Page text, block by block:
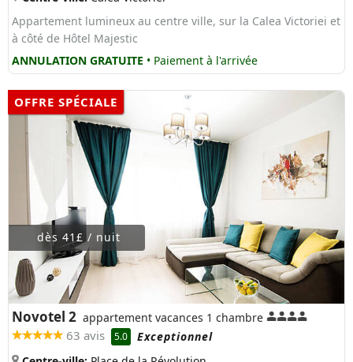
Appartement lumineux au centre ville, sur la Calea Victoriei et
à côté de Hôtel Majestic
ANNULATION GRATUITE • Paiement à l'arrivée
OFFRE SPÉCIALE
dès 41£ / nuit
Novotel 2 appartement vacances 1 chambre
63 avis 5.0
Exceptionnel